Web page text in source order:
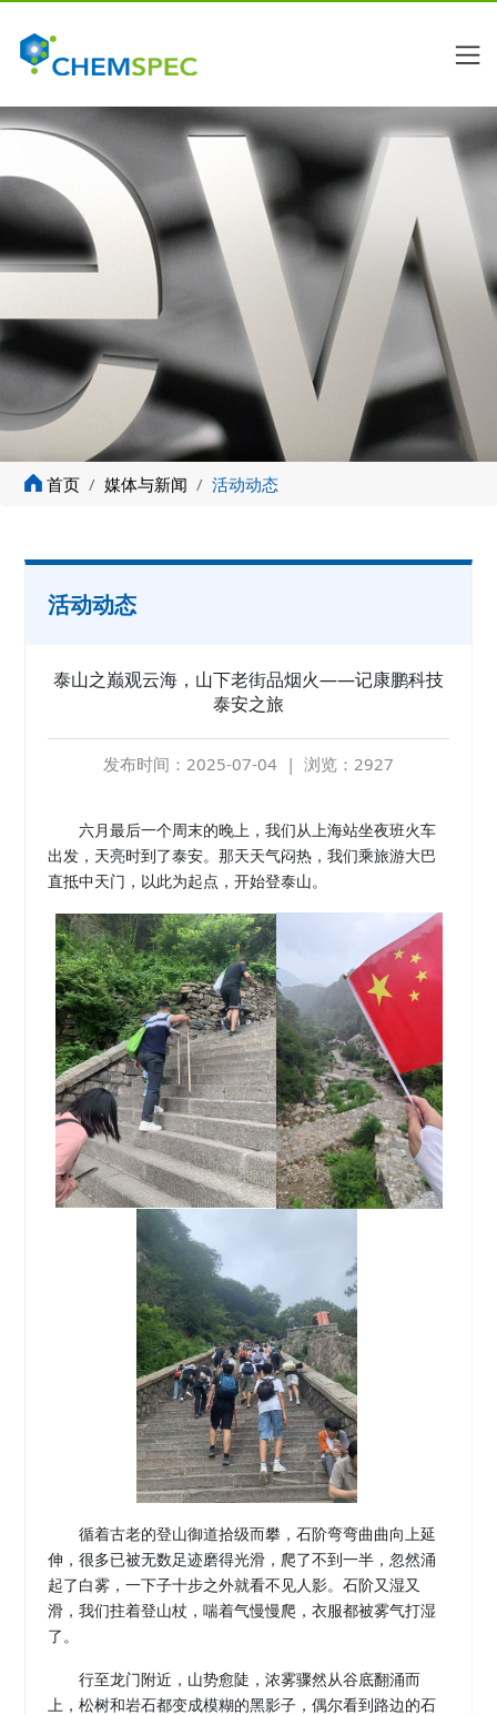
Kit
首页 媒体与新闻 活动动态
活动动态
泰山之巅观云海，山下老街品烟火——记康鹏科技
泰安之旅
发布时间：2025-07-04 | 浏览：2927
六月最后一个周末的晚上，我们从上海站坐夜班火车
出发，天亮时到了泰安。那天天气闷热，我们乘旅游大巴
直抵中天门，以此为起点，开始登泰山。
循着古老的登山御道拾级而攀，石阶弯弯曲曲向上延
伸，很多已被无数足迹磨得光滑，爬了不到一半，忽然涌
起了白雾，一下子十步之外就看不见人影。石阶又湿又
滑，我们拄着登山杖，喘着气慢慢爬，衣服都被雾气打湿
了。
行至龙门附近，山势愈陡，浓雾骤然从谷底翻涌而
上，松树和岩石都变成模糊的黑影子，偶尔看到路边的石